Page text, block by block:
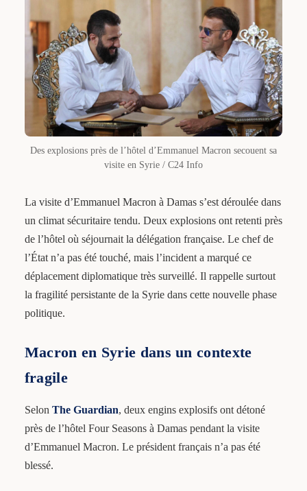
Des explosions près de l’hôtel d’Emmanuel Macron secouent sa
visite en Syrie / C24 Info
La visite d’Emmanuel Macron à Damas s’est déroulée dans
un climat sécuritaire tendu. Deux explosions ont retenti près
de l’hôtel où séjournait la délégation française. Le chef de
l’État n’a pas été touché, mais l’incident a marqué ce
déplacement diplomatique très surveillé. Il rappelle surtout
la fragilité persistante de la Syrie dans cette nouvelle phase
politique.
Macron en Syrie dans un contexte
fragile
Selon The Guardian, deux engins explosifs ont détoné
près de l’hôtel Four Seasons à Damas pendant la visite
d’Emmanuel Macron. Le président français n’a pas été
blessé.